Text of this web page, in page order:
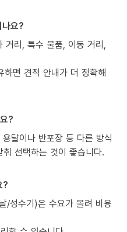
요?
거리, 특수 물품, 이동 거리,
면 견적 안내가 더 정확해
?
달이나 반포장 등 다른 방식
선택하는 것이 좋습니다.
?
/성수기)은 수요가 몰려 비용